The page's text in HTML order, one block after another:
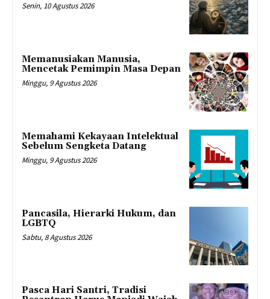
Senin, 10 Agustus 2026
Memanusiakan Manusia,
Mencetak Pemimpin Masa Depan
Minggu, 9 Agustus 2026
Memahami Kekayaan Intelektual
Sebelum Sengketa Datang
Minggu, 9 Agustus 2026
Pancasila, Hierarki Hukum, dan
LGBTQ
Sabtu, 8 Agustus 2026
Pasca Hari Santri, Tradisi